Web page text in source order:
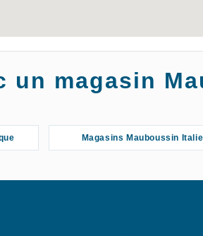
un magasin
Magasins Mauboussin Italie